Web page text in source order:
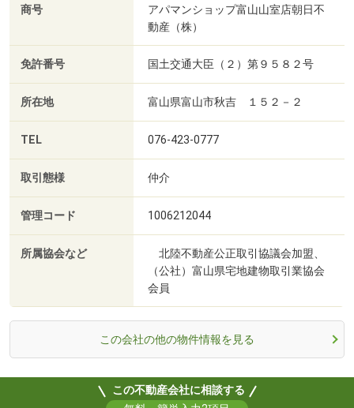
商号
アパマンショップ富山山室店朝日不
動産（株）
免許番号 国土交通大臣（２）第９５８２号
所在地 富山県富山市秋吉 １５２－２
TEL 076-423-0777
取引態様 仲介
管理コード 1006212044
所属協会など
北陸不動産公正取引協議会加盟、
（公社）富山県宅地建物取引業協会
会員
この会社の他の物件情報を見る
この不動産会社に相談する